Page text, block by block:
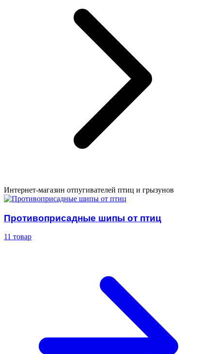
Интернет-магазин отпугивателей птиц и грызунов
Противоприсадные шипы от птиц
11 товар